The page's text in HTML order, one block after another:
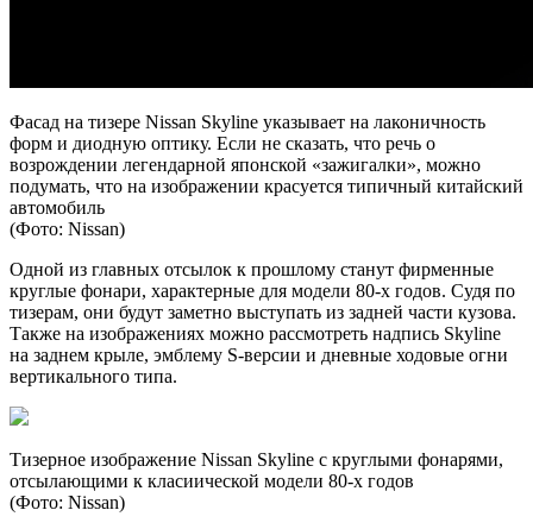
Фасад на тизере Nissan Skyline указывает на лаконичность
форм и диодную оптику. Если не сказать, что речь о
возрождении легендарной японской «зажигалки», можно
подумать, что на изображении красуется типичный китайский
автомобиль
(Фото: Nissan)
Одной из главных отсылок к прошлому станут фирменные
круглые фонари, характерные для модели 80-х годов. Судя по
тизерам, они будут заметно выступать из задней части кузова.
Также на изображениях можно рассмотреть надпись Skyline
на заднем крыле, эмблему S-версии и дневные ходовые огни
вертикального типа.
Тизерное изображение Nissan Skyline c круглыми фонарями,
отсылающими к класиической модели 80-х годов
(Фото: Nissan)